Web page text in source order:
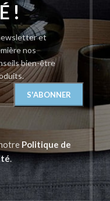
!
et
nos
bien-être
Politique de
.